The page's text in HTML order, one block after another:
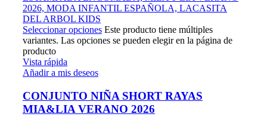
Seleccionar opciones Este producto tiene múltiples
variantes. Las opciones se pueden elegir en la página de
producto
Vista rápida
Añadir a mis deseos
CONJUNTO NIÑA SHORT RAYAS
MIA&LIA VERANO 2026